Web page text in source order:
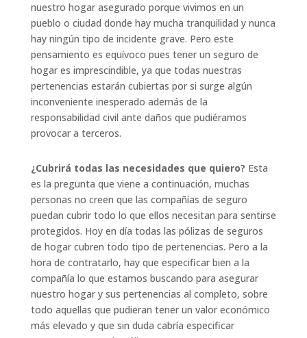
nuestro hogar asegurado porque vivimos en un
pueblo o ciudad donde hay mucha tranquilidad y nunca
hay ningún tipo de incidente grave. Pero este
pensamiento es equívoco pues tener un seguro de
hogar es imprescindible, ya que todas nuestras
pertenencias estarán cubiertas por si surge algún
inconveniente inesperado además de la
responsabilidad civil ante daños que pudiéramos
provocar a terceros.
¿Cubrirá todas las necesidades que quiero? Esta
es la pregunta que viene a continuación, muchas
personas no creen que las compañías de seguro
puedan cubrir todo lo que ellos necesitan para sentirse
protegidos. Hoy en día todas las pólizas de seguros
de hogar cubren todo tipo de pertenencias. Pero a la
hora de contratarlo, hay que especificar bien a la
compañía lo que estamos buscando para asegurar
nuestro hogar y sus pertenencias al completo, sobre
todo aquellas que pudieran tener un valor económico
más elevado y que sin duda cabría especificar